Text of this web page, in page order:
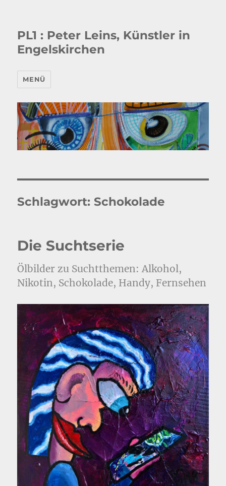
PL1 : Peter Leins, Künstler in
Engelskirchen
MENÜ
Schlagwort: Schokolade
Die Suchtserie
Ölbilder zu Suchtthemen: Alkohol,
Nikotin, Schokolade, Handy, Fernsehen